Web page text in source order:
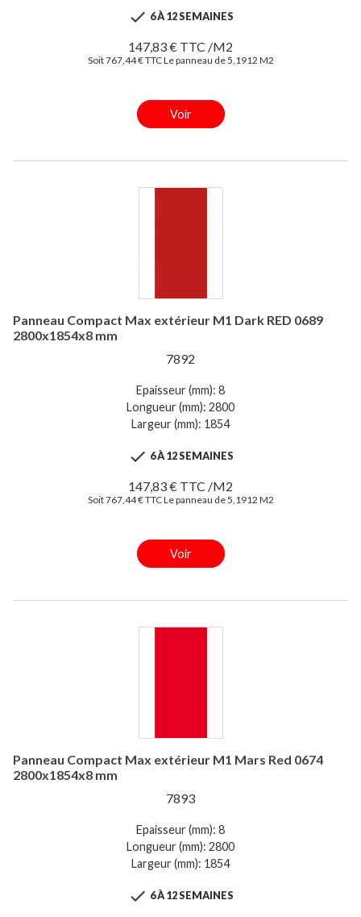
 6 À 12 SEMAINES
147,83 € TTC /M2
Soit 767,44 € TTC Le panneau de 5,1912 M2
Voir
Panneau Compact Max extérieur M1 Dark RED 0689
2800x1854x8 mm
7892
Epaisseur (mm): 8
Longueur (mm): 2800
Largeur (mm): 1854
 6 À 12 SEMAINES
147,83 € TTC /M2
Soit 767,44 € TTC Le panneau de 5,1912 M2
Voir
Panneau Compact Max extérieur M1 Mars Red 0674
2800x1854x8 mm
7893
Epaisseur (mm): 8
Longueur (mm): 2800
Largeur (mm): 1854
 6 À 12 SEMAINES